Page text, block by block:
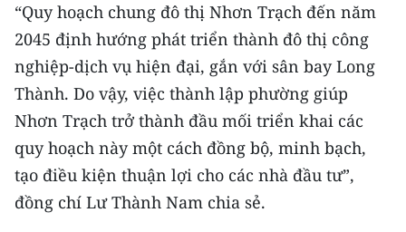
NHÂN DÂN CUỐI TUẦN
NHÂN DÂN HẰNG THÁNG
MUA BÁO
ĐỌC BÁO IN
“Quy hoạch chung đô thị Nhơn Trạch đến năm
2045 định hướng phát triển thành đô thị công
nghiệp-dịch vụ hiện đại, gắn với sân bay Long
Thành. Do vậy, việc thành lập phường giúp
Nhơn Trạch trở thành đầu mối triển khai các
quy hoạch này một cách đồng bộ, minh bạch,
tạo điều kiện thuận lợi cho các nhà đầu tư”,
đồng chí Lư Thành Nam chia sẻ.